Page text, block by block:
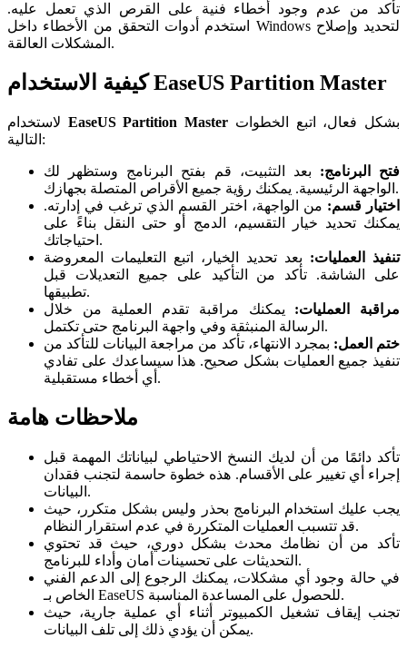
تأكد من عدم وجود أخطاء فنية على القرص الذي تعمل عليه.
استخدم أدوات التحقق من الأخطاء داخل Windows لتحديد وإصلاح
المشكلات العالقة.
كيفية الاستخدام EaseUS Partition Master
EaseUS Partition Master
التالية:
فتح البرنامج: بعد التثبيت، قم بفتح البرنامج وستظهر لك
الواجهة الرئيسية. يمكنك رؤية جميع الأقراص المتصلة بجهازك.
اختيار قسم: من الواجهة، اختر القسم الذي ترغب في إدارته.
يمكنك تحديد خيار التقسيم، الدمج أو حتى النقل بناءً على
احتياجاتك.
تنفيذ العمليات: بعد تحديد الخيار، اتبع التعليمات المعروضة
على الشاشة. تأكد من التأكيد على جميع التعديلات قبل
تطبيقها.
مراقبة العمليات: يمكنك مراقبة تقدم العملية من خلال
الرسالة المنبثقة وفي واجهة البرنامج حتى تكتمل.
ختم العمل: بمجرد الانتهاء، تأكد من مراجعة البيانات للتأكد من
تنفيذ جميع العمليات بشكل صحيح. هذا سيساعدك على تفادي
أي أخطاء مستقبلية.
ملاحظات هامة
تأكد دائمًا من أن لديك النسخ الاحتياطي لبياناتك المهمة قبل
إجراء أي تغيير على الأقسام. هذه خطوة حاسمة لتجنب فقدان
البيانات.
يجب عليك استخدام البرنامج بحذر وليس بشكل متكرر، حيث
قد تتسبب العمليات المتكررة في عدم استقرار النظام.
تأكد من أن نظامك محدث بشكل دوري، حيث قد تحتوي
التحديثات على تحسينات أمان وأداء للبرنامج.
في حالة وجود أي مشكلات، يمكنك الرجوع إلى الدعم الفني
الخاص بـ EaseUS للحصول على المساعدة المناسبة.
تجنب إيقاف تشغيل الكمبيوتر أثناء أي عملية جارية، حيث
يمكن أن يؤدي ذلك إلى تلف البيانات.